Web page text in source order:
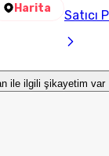
Harita Satıcı
ile ilgili şikayetim var